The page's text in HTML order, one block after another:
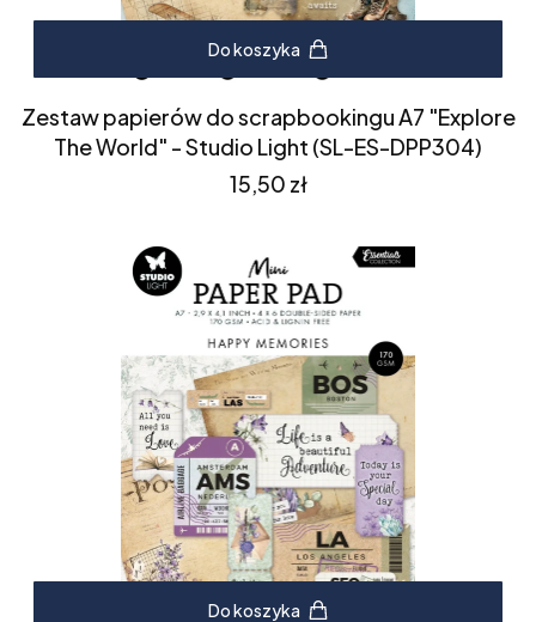
Do koszyka
Zestaw papierów do scrapbookingu A7 "Explore
The World" - Studio Light (SL-ES-DPP304)
Cena
15,50 zł
Do koszyka